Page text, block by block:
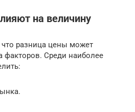
на величину
разница цены может
факторов. Среди наиболее